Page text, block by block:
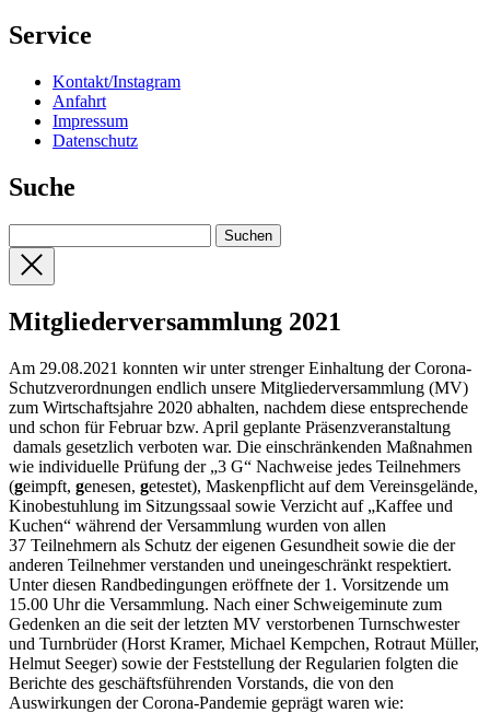
Service
Kontakt/Instagram
Anfahrt
Impressum
Datenschutz
Suche
Mitgliederversammlung 2021
Am 29.08.2021 konnten wir unter strenger Einhaltung der Corona-
Schutzverordnungen endlich unsere Mitgliederversammlung (MV)
zum Wirtschaftsjahre 2020 abhalten, nachdem diese entsprechende
und schon für Februar bzw. April geplante Präsenzveranstaltung
damals gesetzlich verboten war. Die einschränkenden Maßnahmen
wie individuelle Prüfung der „3 G“ Nachweise jedes Teilnehmers
(geimpft, genesen, getestet), Maskenpflicht auf dem Vereinsgelände,
Kinobestuhlung im Sitzungssaal sowie Verzicht auf „Kaffee und
Kuchen“ während der Versammlung wurden von allen
37 Teilnehmern als Schutz der eigenen Gesundheit sowie die der
anderen Teilnehmer verstanden und uneingeschränkt respektiert.
Unter diesen Randbedingungen eröffnete der 1. Vorsitzende um
15.00 Uhr die Versammlung. Nach einer Schweigeminute zum
Gedenken an die seit der letzten MV verstorbenen Turnschwester
und Turnbrüder (Horst Kramer, Michael Kempchen, Rotraut Müller,
Helmut Seeger) sowie der Feststellung der Regularien folgten die
Berichte des geschäftsführenden Vorstands, die von den
Auswirkungen der Corona-Pandemie geprägt waren wie: